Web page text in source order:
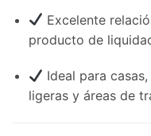
Excelente
producto de
Ideal para
ligeras y áreas de